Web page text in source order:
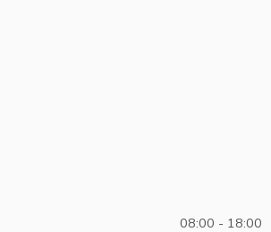
08:00 - 18:00